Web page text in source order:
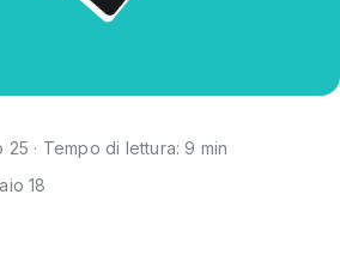
· Tempo di lettura: 9 min
18